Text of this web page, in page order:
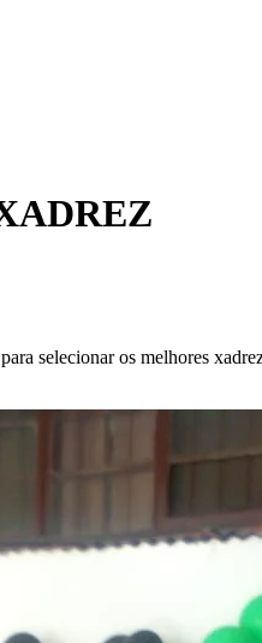
selecionar os melhores